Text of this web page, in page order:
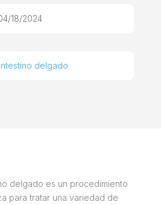
18/2024
delgado
delgado es un procedimiento
para tratar una variedad de